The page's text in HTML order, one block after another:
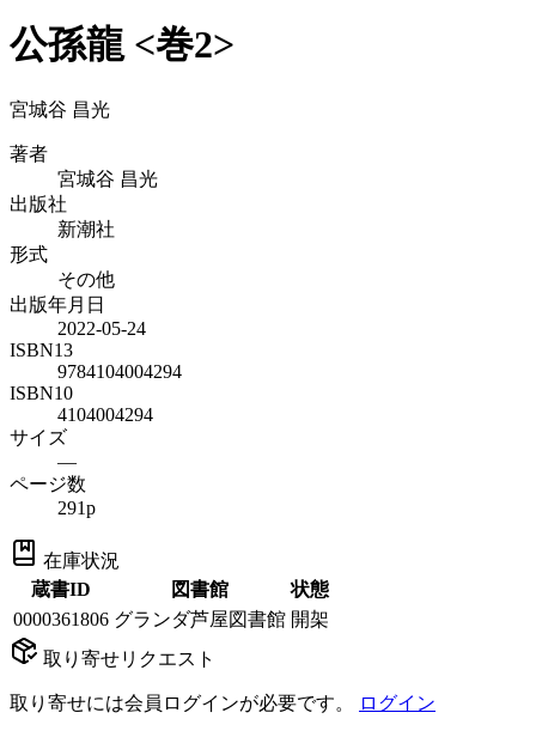
公孫龍 <巻2>
宮城谷 昌光
著者
宮城谷 昌光
出版社
新潮社
形式
その他
出版年月日
2022-05-24
ISBN13
9784104004294
ISBN10
4104004294
サイズ
—
ページ数
291p
在庫状況
蔵書ID
図書館
状態
0000361806 グランダ芦屋図書館 開架
取り寄せリクエスト
取り寄せには会員ログインが必要です。 ログイン